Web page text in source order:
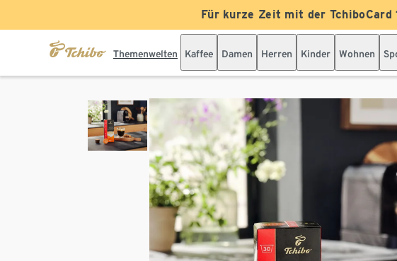
Für kurze Zeit mit der
Themenwelten Kaffee Damen Herren Kinder Wohnen